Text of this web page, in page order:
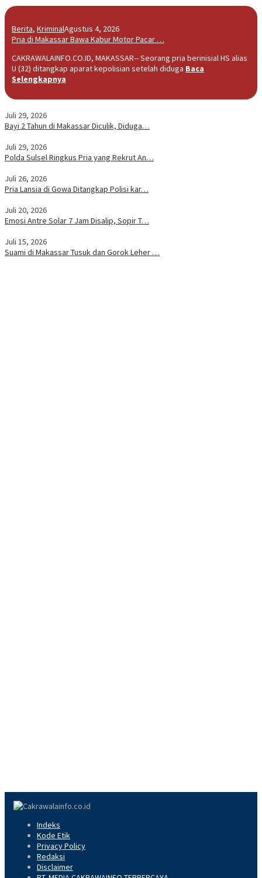
Berita, KriminalAgustus 4, 2026
Pria di Makassar Bawa Kabur Motor Pacar …
CAKRAWALAINFO.CO.ID, MAKASSAR-- Seorang pria berinisial HS alias
U (32) ditangkap aparat kepolisian setelah diduga Baca
Selengkapnya
Juli 29, 2026
Bayi 2 Tahun di Makassar Diculik, Diduga…
Juli 29, 2026
Polda Sulsel Ringkus Pria yang Rekrut An…
Juli 26, 2026
Pria Lansia di Gowa Ditangkap Polisi kar…
Juli 20, 2026
Emosi Antre Solar 7 Jam Disalip, Sopir T…
Juli 15, 2026
Suami di Makassar Tusuk dan Gorok Leher …
Indeks
Kode Etik
Privacy Policy
Redaksi
Disclaimer